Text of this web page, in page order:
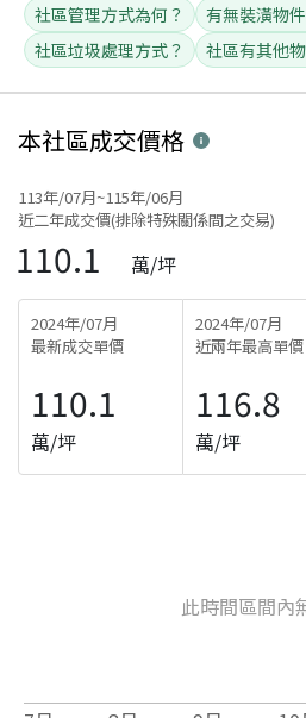
社區管理方式為何？
有無裝潢物
社區垃圾處理方式？
社區有其他
本社區成交價格
113年/07月~115年/06月
近二年成交價(排除特殊關係間之交易)
110.1 萬/坪
2024年/07月
最新成交單價
110.1
萬/坪
2024年/07月
近兩年最高單價
116.8
萬/坪
此時間區間內